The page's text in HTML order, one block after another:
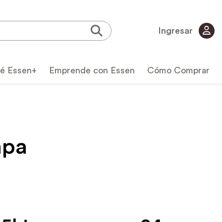
Ingresar
Essen+ Emprende con Essen Cómo Comprar